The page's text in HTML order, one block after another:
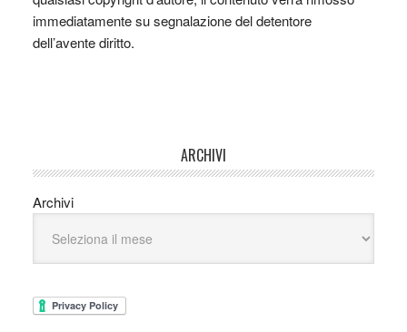
immediatamente su segnalazione del detentore
dell’avente diritto.
ARCHIVI
Archivi